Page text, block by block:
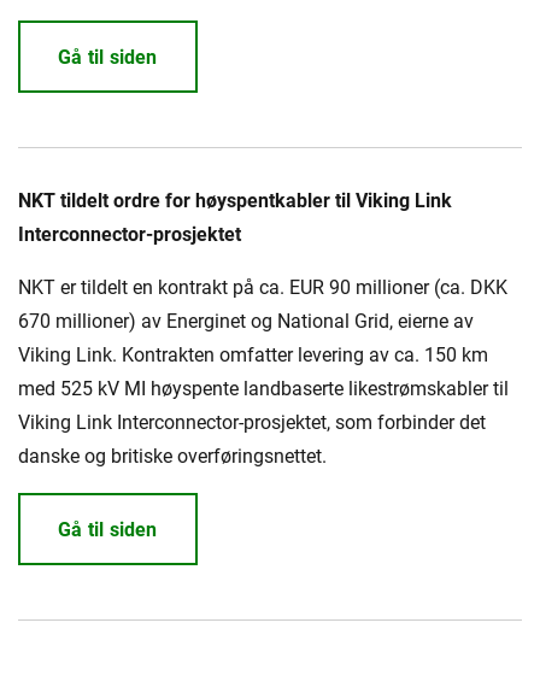
Gå til siden
NKT tildelt ordre for høyspentkabler til Viking Link
Interconnector-prosjektet
NKT er tildelt en kontrakt på ca. EUR 90 millioner (ca. DKK
670 millioner) av Energinet og National Grid, eierne av
Viking Link. Kontrakten omfatter levering av ca. 150 km
med 525 kV MI høyspente landbaserte likestrømskabler til
Viking Link Interconnector-prosjektet, som forbinder det
danske og britiske overføringsnettet.
Gå til siden